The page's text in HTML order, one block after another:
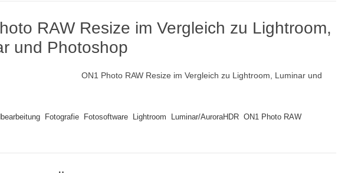
RAW Resize im Vergleich zu Lightroom,
und Photoshop
ON1 Photo RAW Resize im Vergleich zu Lightroom, Luminar und
Fotografie Fotosoftware Lightroom Luminar/AuroraHDR ON1 Photo RAW